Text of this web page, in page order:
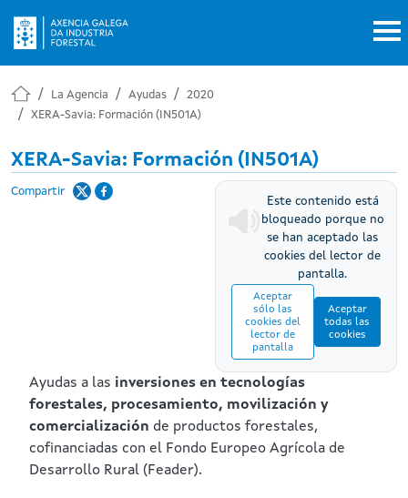
La Agencia Ayudas
2020
XERA-Savia: Formación (IN501A)
XERA-Savia: Formación (IN501A)
Compartir
Este contenido está
bloqueado porque no
se han aceptado las
cookies del lector de
pantalla.
Aceptar
sólo las
cookies del
lector de
pantalla
Aceptar
todas las
cookies
Ayudas a las inversiones en tecnologías
forestales, procesamiento, movilización y
comercialización de productos forestales,
cofinanciadas con el Fondo Europeo Agrícola de
Desarrollo Rural (Feader).